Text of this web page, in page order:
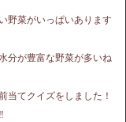
野菜がいっぱいあります
分が豊富な野菜が多いね
当てクイズをしました！